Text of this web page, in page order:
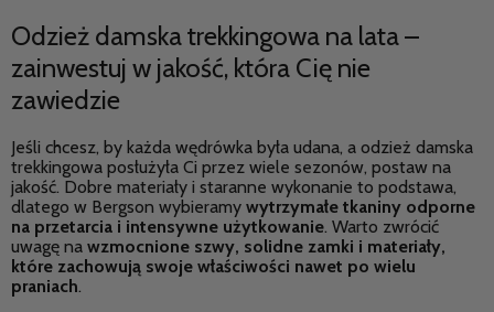
Odzież damska trekkingowa na lata –
zainwestuj w jakość, która Cię nie
zawiedzie
Jeśli chcesz, by każda wędrówka była udana, a odzież damska
trekkingowa posłużyła Ci przez wiele sezonów, postaw na
jakość. Dobre materiały i staranne wykonanie to podstawa,
dlatego w Bergson wybieramy wytrzymałe tkaniny odporne
na przetarcia i intensywne użytkowanie. Warto zwrócić
uwagę na wzmocnione szwy, solidne zamki i materiały,
które zachowują swoje właściwości nawet po wielu
praniach.